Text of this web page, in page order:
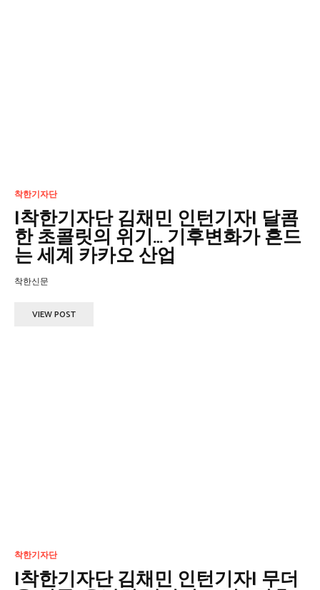
착한기자단
|착한기자단 김채민 인턴기자| 달콤
한 초콜릿의 위기… 기후변화가 흔드
는 세계 카카오 산업
착한신문
VIEW POST
착한기자단
|착한기자단 김채민 인턴기자| 무더